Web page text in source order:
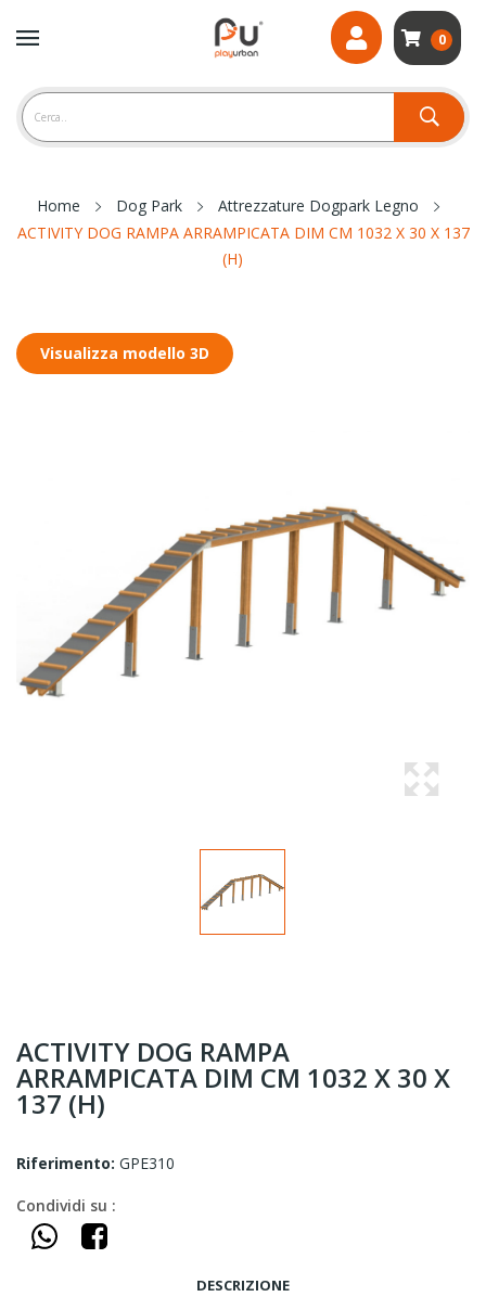
0
Home Dog Park
Attrezzature Dogpark Legno
ACTIVITY DOG RAMPA ARRAMPICATA DIM CM 1032 X 30 X 137
(H)
Visualizza modello 3D
ACTIVITY DOG RAMPA
ARRAMPICATA DIM CM 1032 X 30 X
137 (H)
Riferimento: GPE310
Condividi su :
DESCRIZIONE